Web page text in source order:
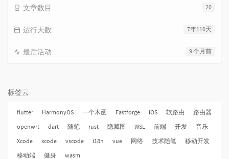
20
文章数目
7年110天
运行天数
9 个月前
最后活动
标签云
flutter HarmonyOS 一个木函 Fastforge iOS 软路由
路由器
openwrt
dart 随笔 rust 隐藏图 WSL 前端 开发
音乐
Xcode
xcode vscode i18n vue 网络 技术随笔
移动开发
移动端
健身 wasm